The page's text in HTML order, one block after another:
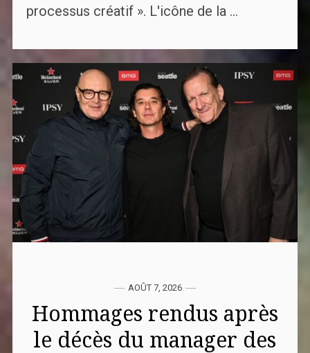
processus créatif ». L'icône de la ...
AOÛT 7, 2026
Hommages rendus après
le décès du manager des